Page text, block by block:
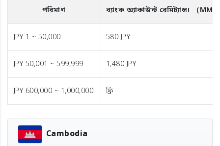
পরিমাণ ব্যাংক অ্যাকাউন্ট রেমিট্যান্স। （MMK
JPY 1 ~ 50,000 580 JPY
JPY 50,001 ~ 599,999 1,480 JPY
JPY 600,000 ~ 1,000,000 ফ্রি
Cambodia